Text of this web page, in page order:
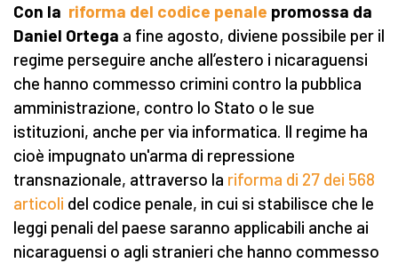
Con la riforma del codice penale promossa da
Daniel Ortega a fine agosto, diviene possibile per il
regime perseguire anche all’estero i nicaraguensi
che hanno commesso crimini contro la pubblica
amministrazione, contro lo Stato o le sue
istituzioni, anche per via informatica. Il regime ha
cioè impugnato un'arma di repressione
transnazionale, attraverso la riforma di 27 dei 568
articoli del codice penale, in cui si stabilisce che le
leggi penali del paese saranno applicabili anche ai
nicaraguensi o agli stranieri che hanno commesso